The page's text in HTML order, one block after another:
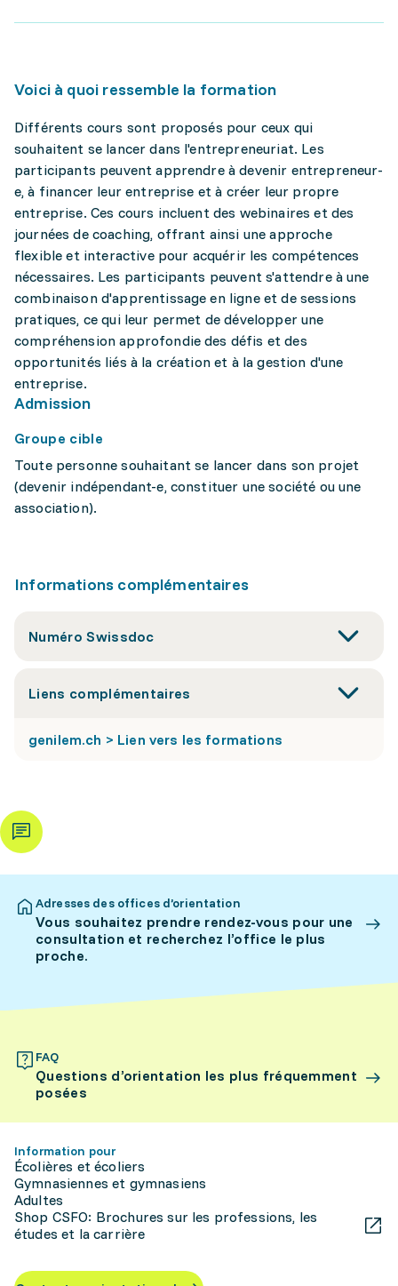
Voici à quoi ressemble la formation
Différents cours sont proposés pour ceux qui
souhaitent se lancer dans l'entrepreneuriat. Les
participants peuvent apprendre à devenir entrepreneur-
e, à financer leur entreprise et à créer leur propre
entreprise. Ces cours incluent des webinaires et des
journées de coaching, offrant ainsi une approche
flexible et interactive pour acquérir les compétences
nécessaires. Les participants peuvent s'attendre à une
combinaison d'apprentissage en ligne et de sessions
pratiques, ce qui leur permet de développer une
compréhension approfondie des défis et des
opportunités liés à la création et à la gestion d'une
entreprise.
Admission
Groupe cible
Toute personne souhaitant se lancer dans son projet
(devenir indépendant-e, constituer une société ou une
association).
Informations complémentaires
Numéro Swissdoc
Liens complémentaires
genilem.ch > Lien vers les formations
Adresses des offices d’orientation
Vous souhaitez prendre rendez-vous pour une
consultation et recherchez l’office le plus
proche.
FAQ
Questions d’orientation les plus fréquemment
posées
Information pour
Écolières et écoliers
Gymnasiennes et gymnasiens
Adultes
Shop CSFO: Brochures sur les professions, les
études et la carrière